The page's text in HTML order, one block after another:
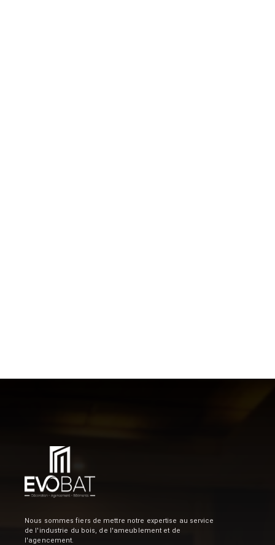
Nous sommes fiers de mettre notre expertise au service
de l'industrie du bois, de l'ameublement et de
l'agencement.